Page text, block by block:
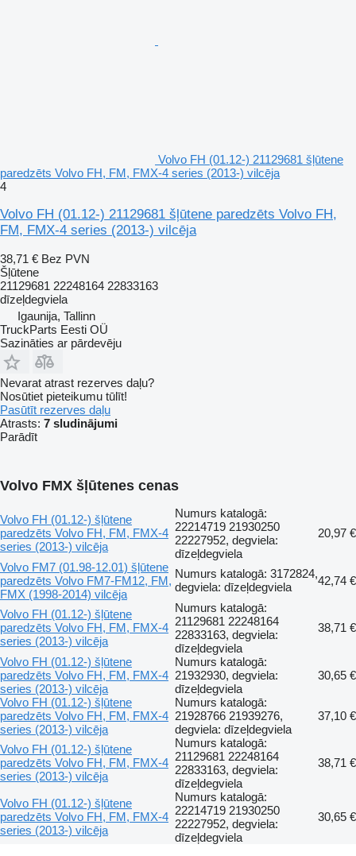
Volvo FH (01.12-) 21129681 šļūtene
paredzēts Volvo FH, FM, FMX-4 series (2013-) vilcēja
4
Volvo FH (01.12-) 21129681 šļūtene paredzēts Volvo FH,
FM, FMX-4 series (2013-) vilcēja
38,71 € Bez PVN
Šļūtene
21129681 22248164 22833163
dīzeļdegviela
Igaunija, Tallinn
TruckParts Eesti OÜ
Sazināties ar pārdevēju
Nevarat atrast rezerves daļu?
Nosūtiet pieteikumu tūlīt!
Pasūtīt rezerves daļu
Atrasts: 7 sludinājumi
Parādīt
Volvo FMX šļūtenes cenas
Volvo FH (01.12-) šļūtene
paredzēts Volvo FH, FM, FMX-4
series (2013-) vilcēja
Numurs katalogā:
22214719 21930250
22227952, degviela:
dīzeļdegviela
20,97 €
Volvo FM7 (01.98-12.01) šļūtene
paredzēts Volvo FM7-FM12, FM,
FMX (1998-2014) vilcēja
Numurs katalogā: 3172824,
degviela: dīzeļdegviela
42,74 €
Volvo FH (01.12-) šļūtene
paredzēts Volvo FH, FM, FMX-4
series (2013-) vilcēja
Numurs katalogā:
21129681 22248164
22833163, degviela:
dīzeļdegviela
38,71 €
Volvo FH (01.12-) šļūtene
paredzēts Volvo FH, FM, FMX-4
series (2013-) vilcēja
Numurs katalogā:
21932930, degviela:
dīzeļdegviela
30,65 €
Volvo FH (01.12-) šļūtene
paredzēts Volvo FH, FM, FMX-4
series (2013-) vilcēja
Numurs katalogā:
21928766 21939276,
degviela: dīzeļdegviela
37,10 €
Volvo FH (01.12-) šļūtene
paredzēts Volvo FH, FM, FMX-4
series (2013-) vilcēja
Numurs katalogā:
21129681 22248164
22833163, degviela:
dīzeļdegviela
38,71 €
Volvo FH (01.12-) šļūtene
paredzēts Volvo FH, FM, FMX-4
series (2013-) vilcēja
Numurs katalogā:
22214719 21930250
22227952, degviela:
dīzeļdegviela
30,65 €